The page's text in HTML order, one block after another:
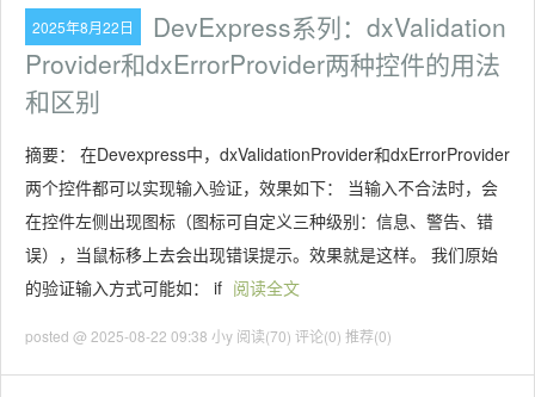
2025年8月22日
DevExpress系列：dxValidation
Provider和dxErrorProvider两种控件的用法
和区别
摘要： 在Devexpress中，dxValidationProvider和dxErrorProvider
两个控件都可以实现输入验证，效果如下： 当输入不合法时，会
在控件左侧出现图标（图标可自定义三种级别：信息、警告、错
误），当鼠标移上去会出现错误提示。效果就是这样。 我们原始
的验证输入方式可能如： if 阅读全文
posted @ 2025-08-22 09:38 小y 阅读(70) 评论(0) 推荐(0)